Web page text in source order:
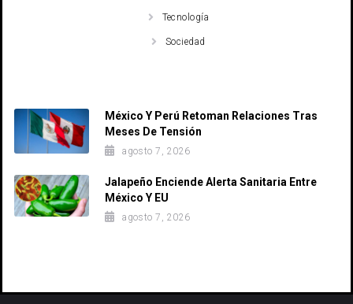
Tecnología
Sociedad
México Y Perú Retoman Relaciones Tras
Meses De Tensión
agosto 7, 2026
Jalapeño Enciende Alerta Sanitaria Entre
México Y EU
agosto 7, 2026